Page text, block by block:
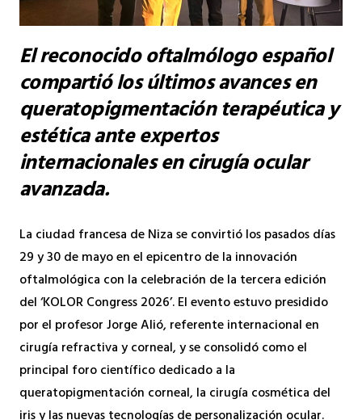
El reconocido oftalmólogo español
compartió los últimos avances en
queratopigmentación terapéutica y
estética ante expertos
internacionales en cirugía ocular
avanzada.
La ciudad francesa de Niza se convirtió los pasados días
29 y 30 de mayo en el epicentro de la innovación
oftalmológica con la celebración de la tercera edición
del ‘KOLOR Congress 2026’. El evento estuvo presidido
por el profesor Jorge Alió, referente internacional en
cirugía refractiva y corneal, y se consolidó como el
principal foro científico dedicado a la
queratopigmentación corneal, la cirugía cosmética del